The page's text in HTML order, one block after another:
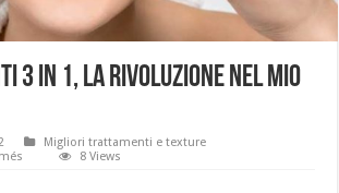
3 in 1, la rivoluzione nel mio
Migliori trattamenti e texture
8 Views